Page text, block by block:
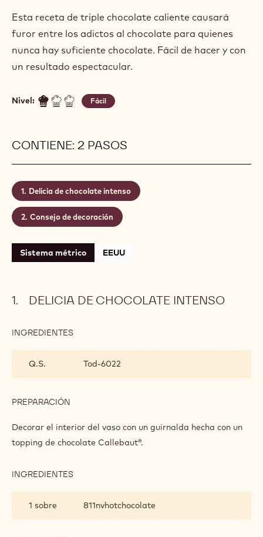
Esta receta de triple chocolate caliente causará
furor entre los adictos al chocolate para quienes
nunca hay suficiente chocolate. Fácil de hacer y con
un resultado espectacular.
Nivel: Fácil
CONTIENE: 2 PASOS
Delicia de chocolate intenso
Consejo de decoración
Sistema métrico EEUU
DELICIA DE CHOCOLATE INTENSO
INGREDIENTES
CHOCOLATE
INTENSO
Q.S. Tod-6022
PREPARACIÓN
DE
INTENSO
Decorar el interior del vaso con un guirnalda hecha con un
topping de chocolate Callebaut®.
INGREDIENTES
CHOCOLATE
INTENSO
1 sobre 811nvhotchocolate